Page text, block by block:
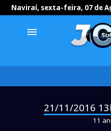
Naviraí, sexta-feira, 07 de
menu
21/11/2016
11